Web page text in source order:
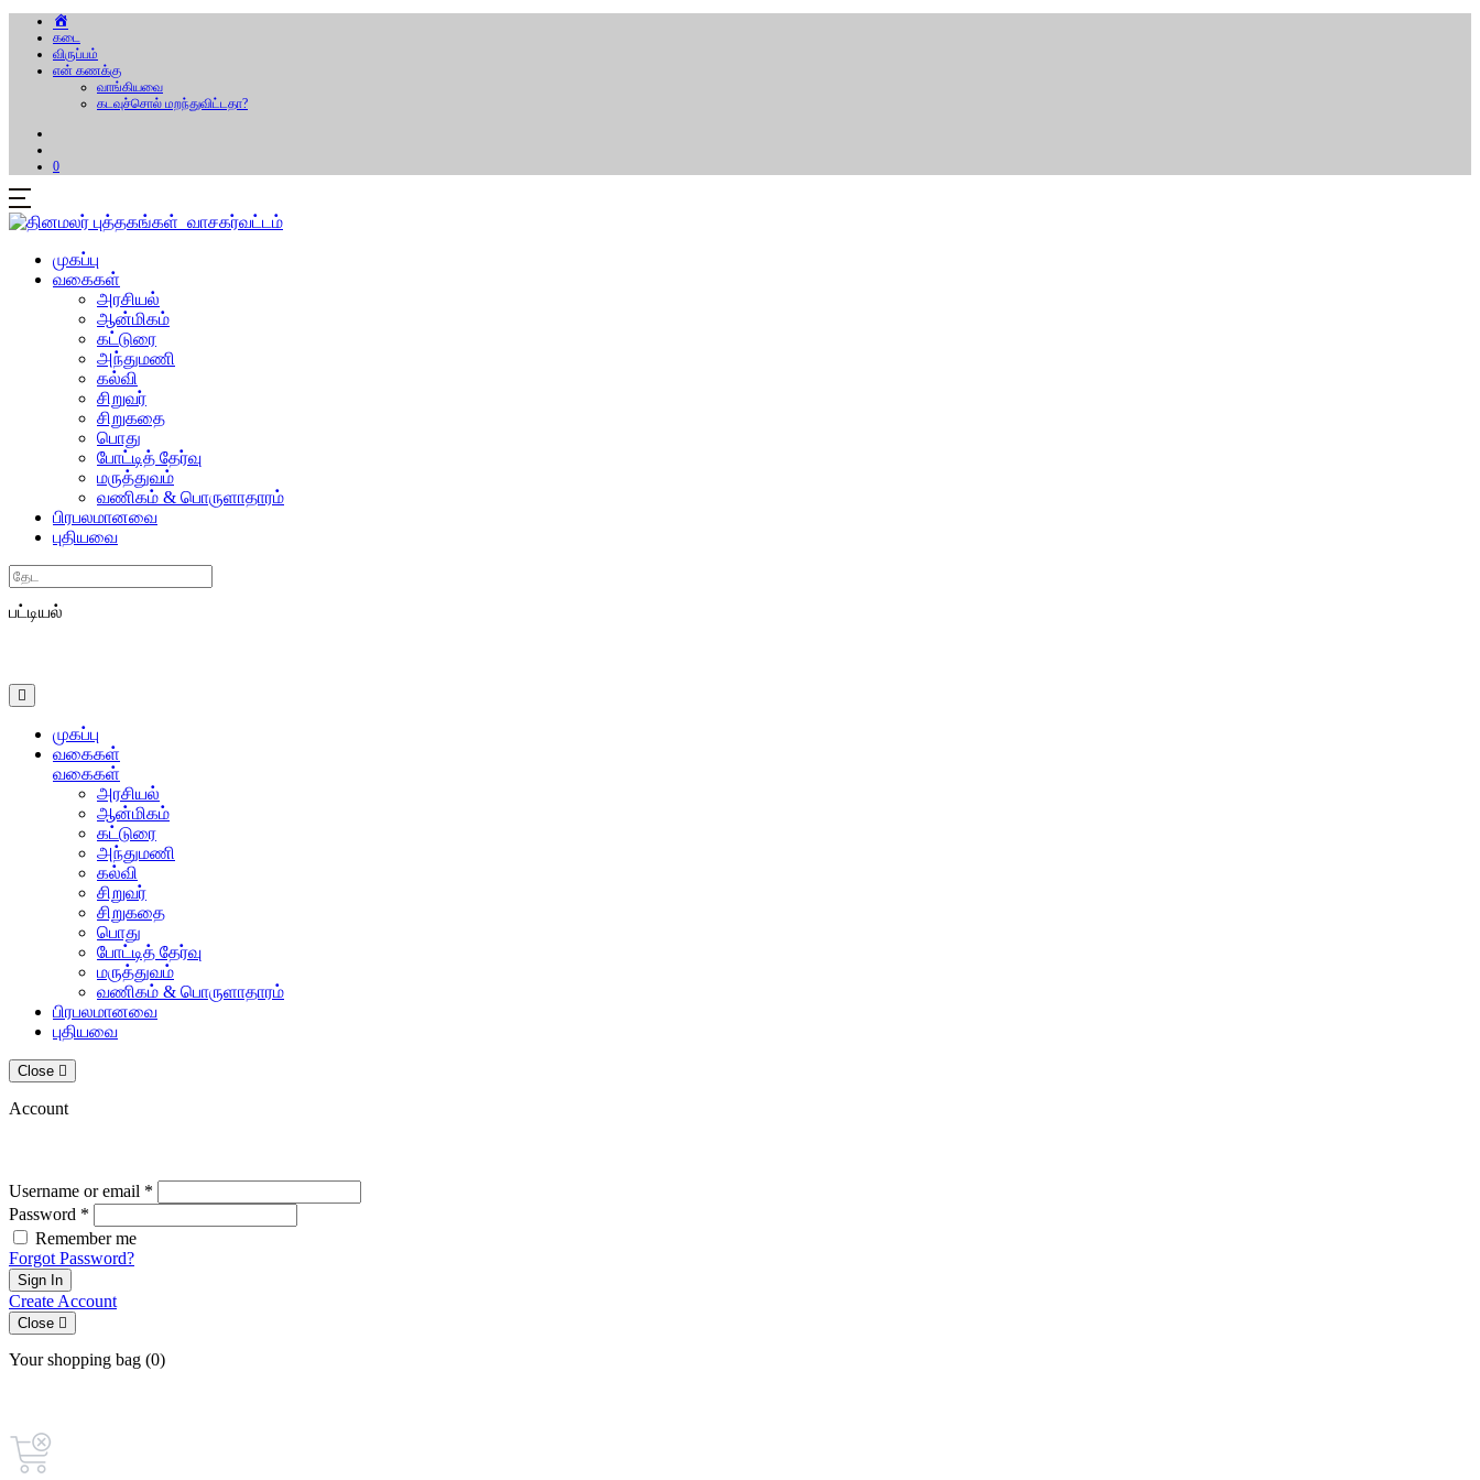
கடை
விருப்பம்
என் கணக்கு
வாங்கியவை
கடவுச்சொல் மறந்துவிட்டதா?
0
முகப்பு
வகைகள்
அரசியல்
ஆன்மிகம்
கட்டுரை
அந்துமணி
கல்வி
சிறுவர்
சிறுகதை
பொது
போட்டித் தேர்வு
மருத்துவம்
வணிகம் & பொருளாதாரம்
பிரபலமானவை
புதியவை
Search
பட்டியல்
முகப்பு
வகைகள்
வகைகள்
அரசியல்
ஆன்மிகம்
கட்டுரை
அந்துமணி
கல்வி
சிறுவர்
சிறுகதை
பொது
போட்டித் தேர்வு
மருத்துவம்
வணிகம் & பொருளாதாரம்
பிரபலமானவை
புதியவை
Close
Account
Username or email *
Password *
Remember me
Forgot Password?
Sign In
Create Account
Close
Your shopping bag (0)